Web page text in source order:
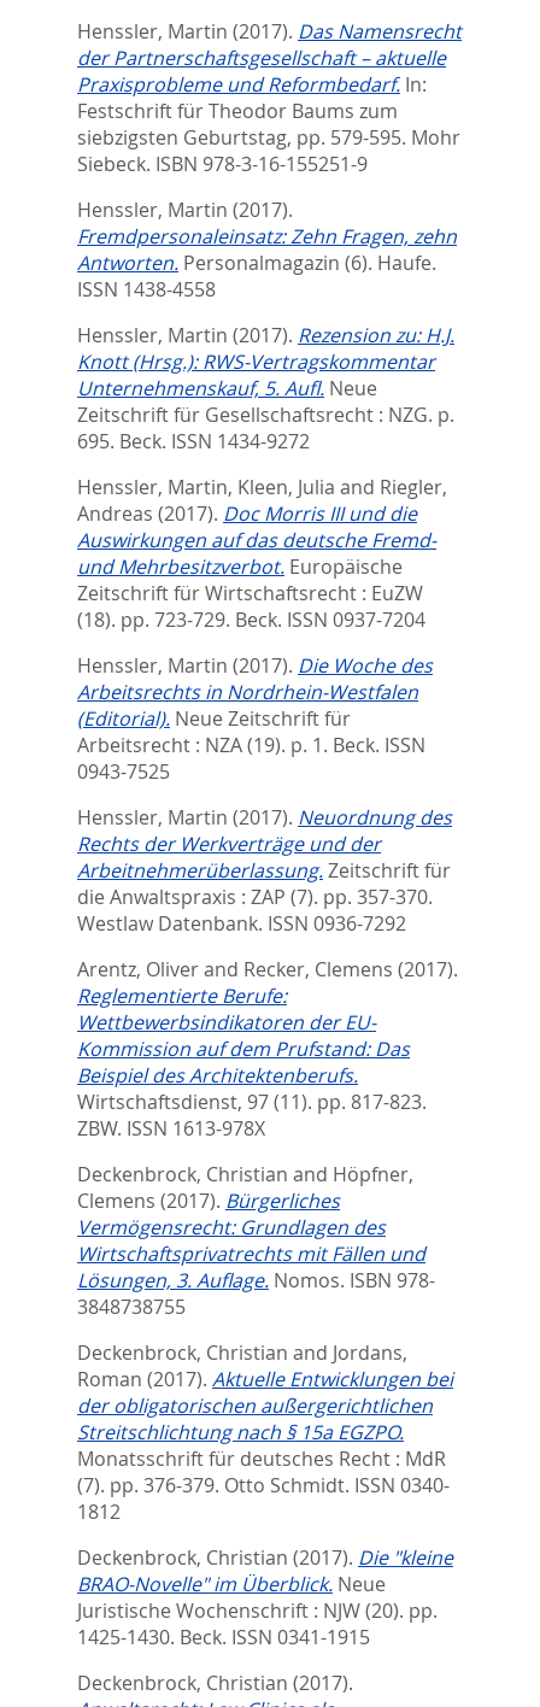
Henssler, Martin (2017). Das Namensrecht
der Partnerschaftsgesellschaft – aktuelle
Praxisprobleme und Reformbedarf. In:
Festschrift für Theodor Baums zum
siebzigsten Geburtstag, pp. 579-595. Mohr
Siebeck. ISBN 978-3-16-155251-9
Henssler, Martin (2017).
Fremdpersonaleinsatz: Zehn Fragen, zehn
Antworten. Personalmagazin (6). Haufe.
ISSN 1438-4558
Henssler, Martin (2017). Rezension zu: H.J.
Knott (Hrsg.): RWS-Vertragskommentar
Unternehmenskauf, 5. Aufl. Neue
Zeitschrift für Gesellschaftsrecht : NZG. p.
695. Beck. ISSN 1434-9272
Henssler, Martin, Kleen, Julia and Riegler,
Andreas (2017). Doc Morris III und die
Auswirkungen auf das deutsche Fremd-
und Mehrbesitzverbot. Europäische
Zeitschrift für Wirtschaftsrecht : EuZW
(18). pp. 723-729. Beck. ISSN 0937-7204
Henssler, Martin (2017). Die Woche des
Arbeitsrechts in Nordrhein-Westfalen
(Editorial). Neue Zeitschrift für
Arbeitsrecht : NZA (19). p. 1. Beck. ISSN
0943-7525
Henssler, Martin (2017). Neuordnung des
Rechts der Werkverträge und der
Arbeitnehmerüberlassung.Zeitschrift für
die Anwaltspraxis : ZAP (7). pp. 357-370.
Westlaw Datenbank. ISSN 0936-7292
Arentz, Oliverand Recker, Clemens (2017).
Reglementierte Berufe:
Wettbewerbsindikatoren der EU-
Kommission auf dem Prufstand: Das
Beispiel des Architektenberufs.
Wirtschaftsdienst, 97 (11). pp. 817-823.
ZBW. ISSN 1613-978X
Deckenbrock, Christian and Höpfner,
Clemens (2017). Bürgerliches
Vermögensrecht: Grundlagen des
Wirtschaftsprivatrechts mit Fällen und
Lösungen, 3. Auflage. Nomos. ISBN 978-
3848738755
Deckenbrock, Christian and Jordans,
Roman (2017). Aktuelle Entwicklungen bei
der obligatorischen außergerichtlichen
Streitschlichtung nach § 15a EGZPO.
Monatsschrift für deutsches Recht : MdR
(7). pp. 376-379. Otto Schmidt. ISSN 0340-
1812
Deckenbrock, Christian (2017). Die "kleine
BRAO-Novelle" im Überblick. Neue
Juristische Wochenschrift : NJW (20). pp.
1425-1430. Beck. ISSN 0341-1915
Deckenbrock, Christian (2017).